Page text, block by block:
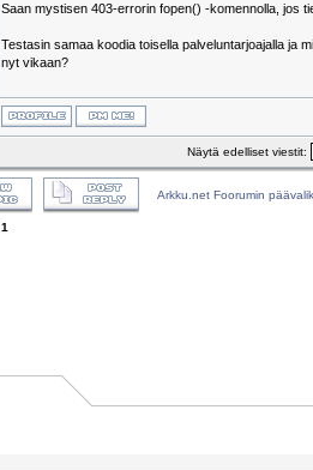
Saan mystisen 403-errorin fopen() -komennolla, jos
Testasin samaa koodia toisella palveluntarjoajalla ja
nyt vikaan?
Näytä edelliset viestit:
Arkku.net Foorumin
1